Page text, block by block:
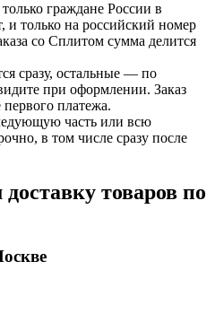
граждане России в
и только на российский номер
со Сплитом сумма делится
сразу, остальные — по
при оформлении. Заказ
платежа.
часть или всю
в том числе сразу после
товаров по